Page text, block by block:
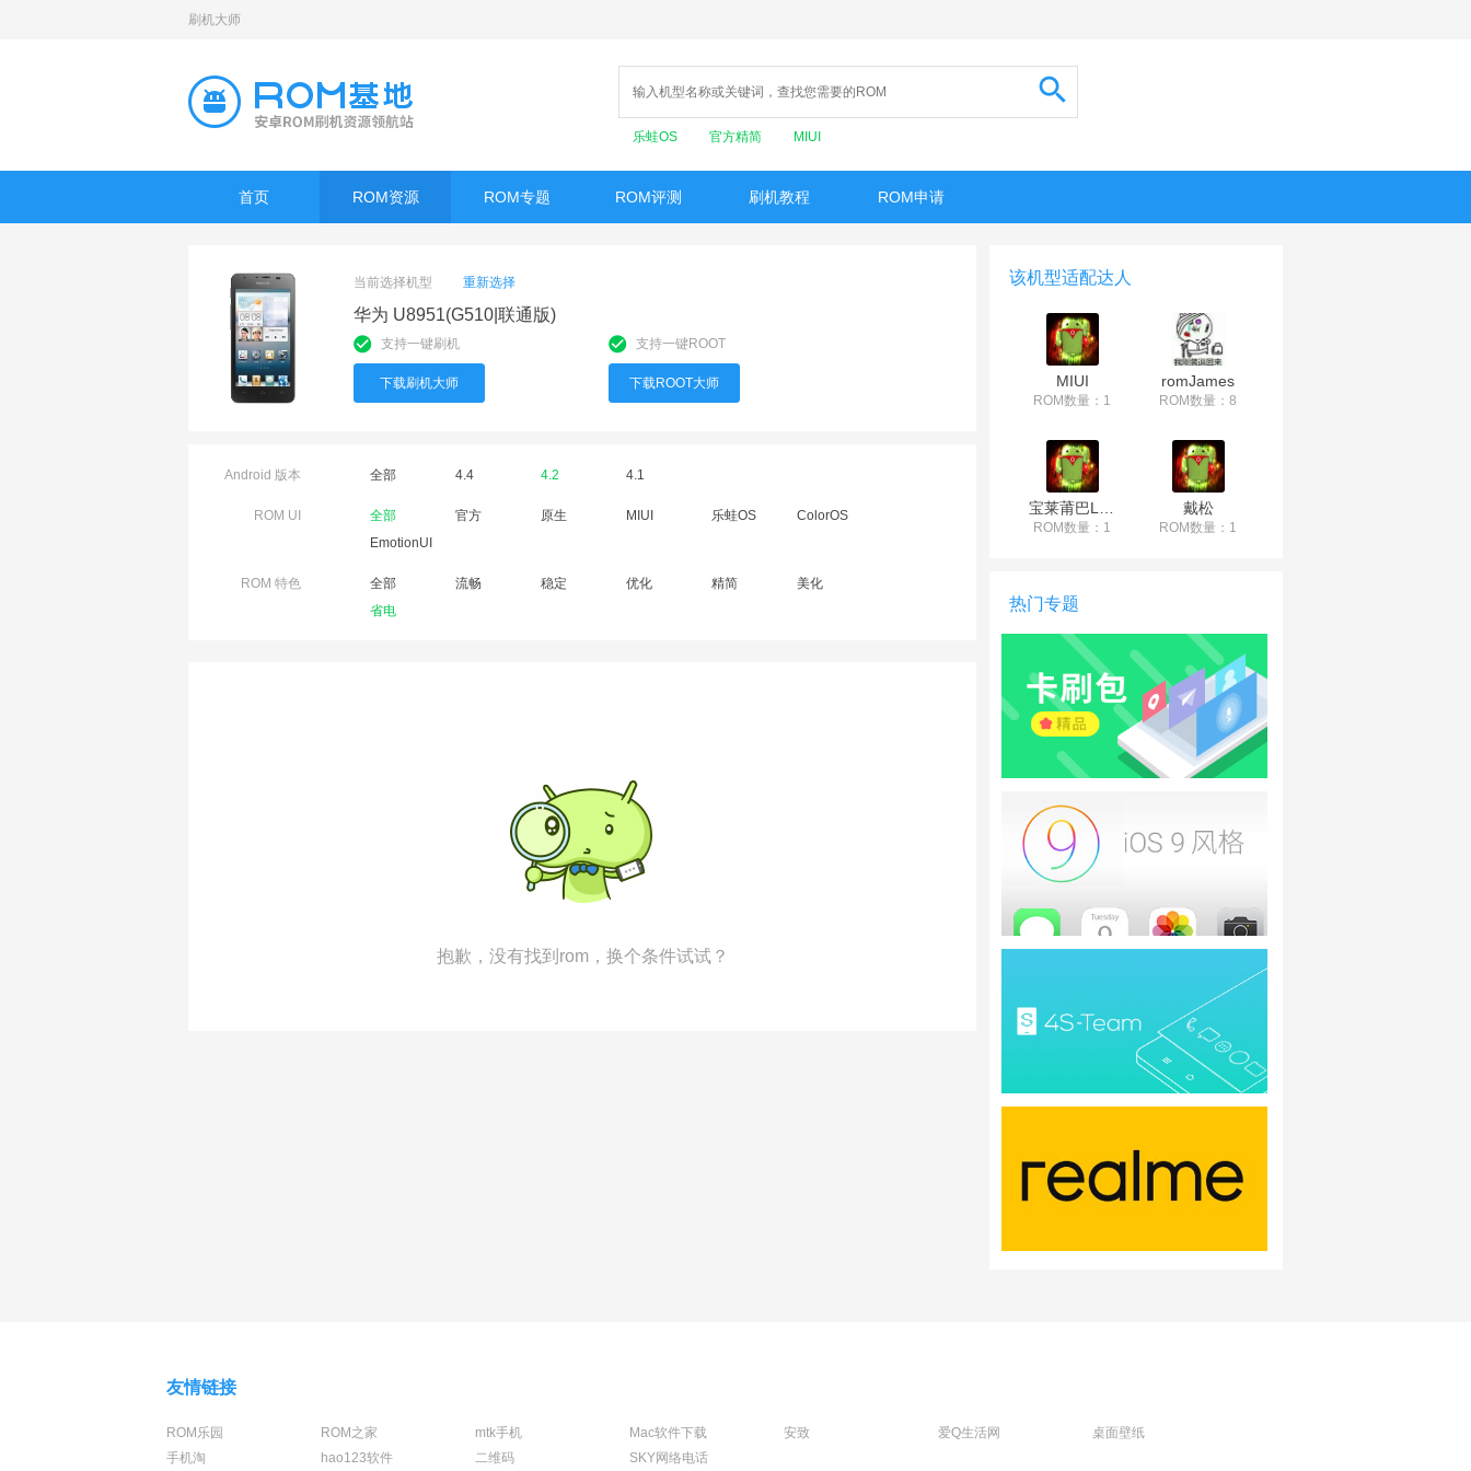
刷机大师
乐蛙OS 官方精简 MIUI
首页 ROM资源 ROM专题 ROM评测 刷机教程 ROM申请
当前选择机型 重新选择
华为 U8951(G510|联通版)
支持一键刷机
下载刷机大师
支持一键ROOT
下载ROOT大师
Android 版本 全部 4.4 4.2 4.1
ROM UI 全部 官方 原生 MIUI 乐蛙OS
ColorOS
EmotionUI
ROM 特色 全部 流畅 稳定 优化 精简
美化
省电
抱歉，没有找到rom，换个条件试试？
该机型适配达人
MIUI
ROM数量：1
romJames
ROM数量：8
ROM数量：1
戴松
ROM数量：1
热门专题
友情链接
ROM乐园 ROM之家 mtk手机 Mac软件下载 安致 爱Q生活网
桌面壁纸
手机淘
hao123软件 二维码 SKY网络电话